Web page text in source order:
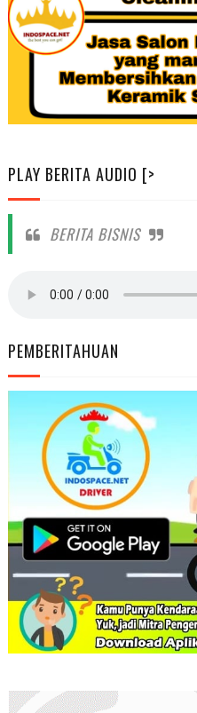
PLAY BERITA AUDIO [>
BERITA BISNIS
PEMBERITAHUAN